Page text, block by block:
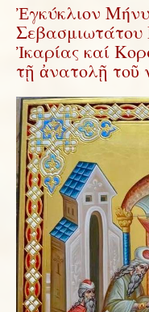
Ἐγκύκλιον
Ἰκαρίας καί
τῇ ἀνατολῇ τοῦ